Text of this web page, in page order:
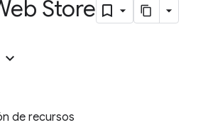
Store
de recursos